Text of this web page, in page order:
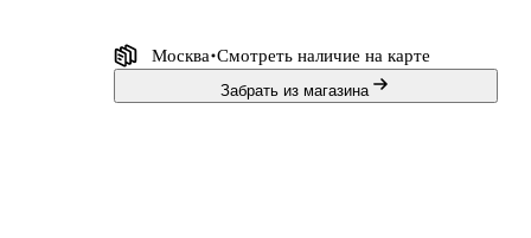
Москва Смотреть наличие на карте
Забрать из магазина